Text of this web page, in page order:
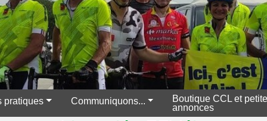
pratiques Communiquons...
Boutique CCL et
annonces